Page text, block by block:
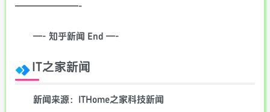
———————-
—- 知乎新闻 End —-
IT之家新闻
新闻来源：ITHome之家科技新闻